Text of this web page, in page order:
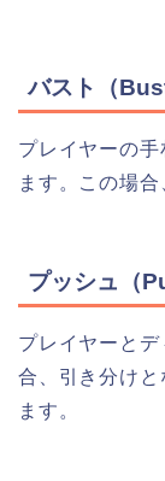
バスト（Bust
プレイヤーの
ます。この場
プッシュ（
プレイヤーと
合、引き分け
ます。